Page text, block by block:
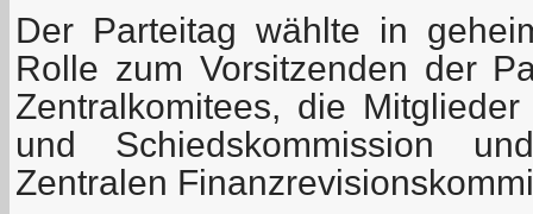
Der Parteitag wählte in
Rolle zum Vorsitzenden der
Zentralkomitees, die
und Schiedskommission
Zentralen